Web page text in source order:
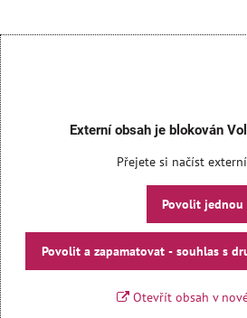
Externí obsah je blokován
Přejete si načíst
Povolit jednou
Povolit a zapamatovat - souhlas s
Otevřít obsah v